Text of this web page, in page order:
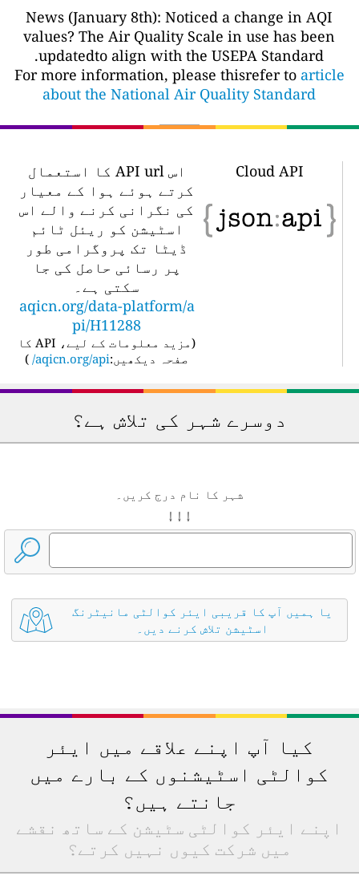
News (January 8th): Noticed a change in AQI
values? The Air Quality Scale in use has been
updatedto align with the USEPA Standard.
For more information, please thisrefer toarticle
about the National Air Quality Standard
Cloud API
اس API url کا استعمال
کرتے ہوئے ہوا کے معیار
کی نگرانی کرنے والے اس
اسٹیشن کو ریئل ٹائم
ڈیٹا تک پروگرامی طور
پر رسائی حاصل کی جا
سکتی ہے۔
aqicn.org/data-platform/a
pi/H11288
مزید معلومات کے لیے، API کا
صفحہ دیکھیں:aqicn.org/api/
)
دوسرے شہر کی تلاش ہے؟
شہر کا نام درج کریں۔
↓ ↓ ↓
یا ہمیں آپ کا قریبی ایئر کوالٹی مانیٹرنگ
اسٹیشن تلاش کرنے دیں۔
کیا آپ اپنے علاقے میں ایئر
کوالٹی اسٹیشنوں کے بارے میں
جانتے ہیں؟
اپنے ایئر کوالٹی سٹیشن کے ساتھ نقشے
میں شرکت کیوں نہیں کرتے؟